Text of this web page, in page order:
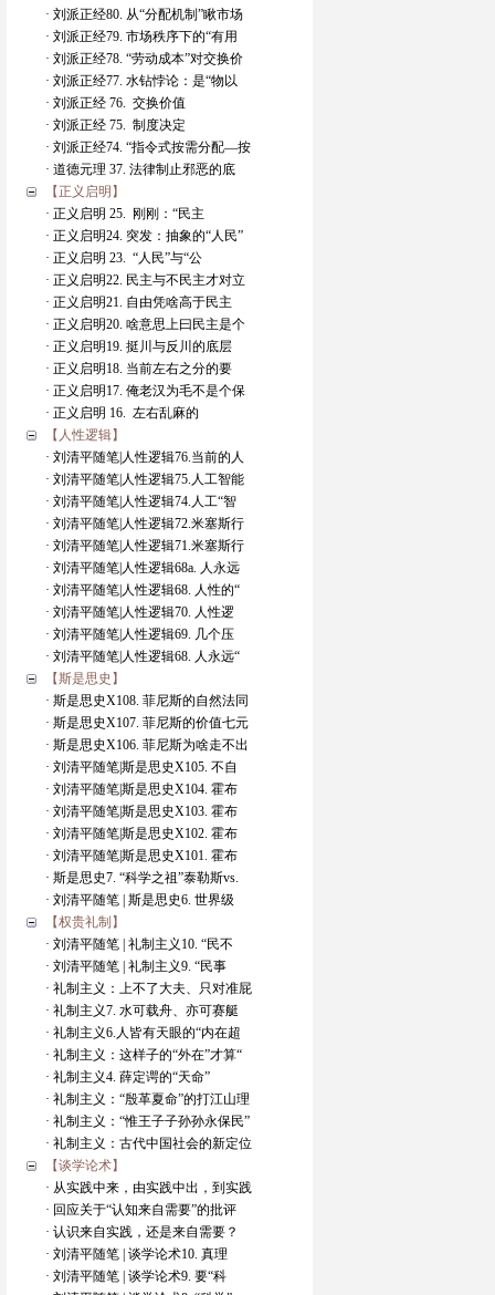
· 刘派正经80. 从“分配机制”瞅市场
· 刘派正经79. 市场秩序下的“有用
· 刘派正经78. “劳动成本”对交换价
· 刘派正经77. 水钻悖论：是“物以
· 刘派正经 76. 交换价值
· 刘派正经 75. 制度决定
· 刘派正经74. “指令式按需分配—按
· 道德元理 37. 法律制止邪恶的底
【正义启明】
· 正义启明 25. 刚刚：“民主
· 正义启明24. 突发：抽象的“人民”
· 正义启明 23. “人民”与“公
· 正义启明22. 民主与不民主才对立
· 正义启明21. 自由凭啥高于民主
· 正义启明20. 啥意思上曰民主是个
· 正义启明19. 挺川与反川的底层
· 正义启明18. 当前左右之分的要
· 正义启明17. 俺老汉为毛不是个保
· 正义启明 16. 左右乱麻的
【人性逻辑】
· 刘清平随笔|人性逻辑76.当前的人
· 刘清平随笔|人性逻辑75.人工智能
· 刘清平随笔|人性逻辑74.人工“智
· 刘清平随笔|人性逻辑72.米塞斯行
· 刘清平随笔|人性逻辑71.米塞斯行
· 刘清平随笔|人性逻辑68a. 人永远
· 刘清平随笔|人性逻辑68. 人性的“
· 刘清平随笔|人性逻辑70. 人性逻
· 刘清平随笔|人性逻辑69. 几个压
· 刘清平随笔|人性逻辑68. 人永远“
【斯是思史】
· 斯是思史X108. 菲尼斯的自然法同
· 斯是思史X107. 菲尼斯的价值七元
· 斯是思史X106. 菲尼斯为啥走不出
· 刘清平随笔|斯是思史X105. 不自
· 刘清平随笔|斯是思史X104. 霍布
· 刘清平随笔|斯是思史X103. 霍布
· 刘清平随笔|斯是思史X102. 霍布
· 刘清平随笔|斯是思史X101. 霍布
· 斯是思史7. “科学之祖”泰勒斯vs.
· 刘清平随笔 | 斯是思史6. 世界级
【权贵礼制】
· 刘清平随笔 | 礼制主义10. “民不
· 刘清平随笔 | 礼制主义9. “民事
· 礼制主义：上不了大夫、只对准屁
· 礼制主义7. 水可载舟、亦可赛艇
· 礼制主义6.人皆有天眼的“内在超
· 礼制主义：这样子的“外在”才算“
· 礼制主义4. 薛定谔的“天命”
· 礼制主义：“殷革夏命”的打江山理
· 礼制主义：“惟王子子孙孙永保民”
· 礼制主义：古代中国社会的新定位
【谈学论术】
· 从实践中来，由实践中出，到实践
· 回应关于“认知来自需要”的批评
· 认识来自实践，还是来自需要？
· 刘清平随笔 | 谈学论术10. 真理
· 刘清平随笔 | 谈学论术9. 要“科